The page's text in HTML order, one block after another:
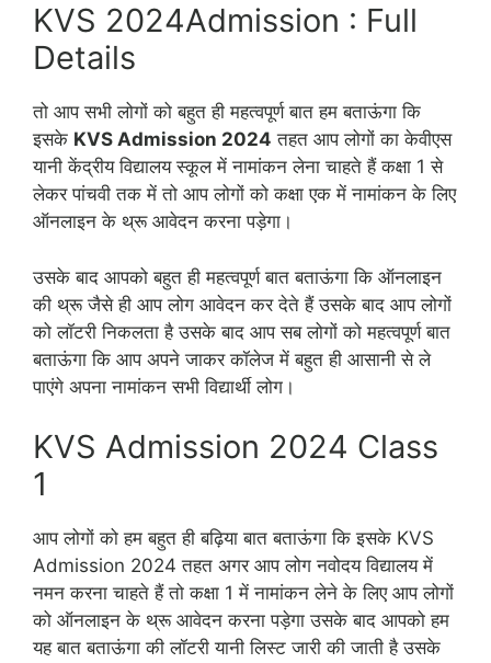
KVS 2024Admission : Full
Details
तो आप सभी लोगों को बहुत ही महत्वपूर्ण बात हम बताऊंगा कि
इसके KVS Admission 2024 तहत आप लोगों का केवीएस
यानी केंद्रीय विद्यालय स्कूल में नामांकन लेना चाहते हैं कक्षा 1 से
लेकर पांचवी तक में तो आप लोगों को कक्षा एक में नामांकन के लिए
ऑनलाइन के थ्रू आवेदन करना पड़ेगा।
उसके बाद आपको बहुत ही महत्वपूर्ण बात बताऊंगा कि ऑनलाइन
की थ्रू जैसे ही आप लोग आवेदन कर देते हैं उसके बाद आप लोगों
को लॉटरी निकलता है उसके बाद आप सब लोगों को महत्वपूर्ण बात
बताऊंगा कि आप अपने जाकर कॉलेज में बहुत ही आसानी से ले
पाएंगे अपना नामांकन सभी विद्यार्थी लोग।
KVS Admission 2024 Class
1
आप लोगों को हम बहुत ही बढ़िया बात बताऊंगा कि इसके KVS
Admission 2024 तहत अगर आप लोग नवोदय विद्यालय में
नमन करना चाहते हैं तो कक्षा 1 में नामांकन लेने के लिए आप लोगों
को ऑनलाइन के थ्रू आवेदन करना पड़ेगा उसके बाद आपको हम
यह बात बताऊंगा की लॉटरी यानी लिस्ट जारी की जाती है उसके